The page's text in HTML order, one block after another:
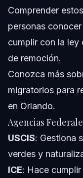
Comprender
personas
cumplir con la ley
de remoción.
Conozca más
migratorios para
en Orlando.
Agencias
USCIS: Gestiona
verdes y
ICE: Hace